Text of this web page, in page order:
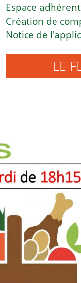
Espace adhérent
Création de
Notice de
LE